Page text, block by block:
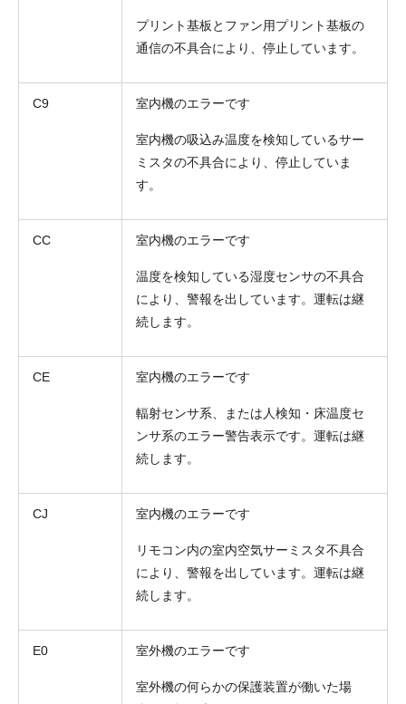
プリント基板とファン用プリント基板の
通信の不具合により、停止しています。
C9 室内機のエラーです
室内機の吸込み温度を検知しているサー
ミスタの不具合により、停止していま
す。
CC 室内機のエラーです
温度を検知している湿度センサの不具合
により、警報を出しています。運転は継
続します。
CE 室内機のエラーです
輻射センサ系、または人検知・床温度セ
ンサ系のエラー警告表示です。運転は継
続します。
CJ 室内機のエラーです
リモコン内の室内空気サーミスタ不具合
により、警報を出しています。運転は継
続します。
E0 室外機のエラーです
室外機の何らかの保護装置が働いた場
お問合せ内容 工事お見積り依頼
その他
メッセージ